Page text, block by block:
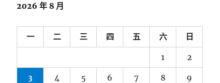
2026 年 8 月
一 二 三 四 五 六 日
1 2
3 4 5 6 7 8 9